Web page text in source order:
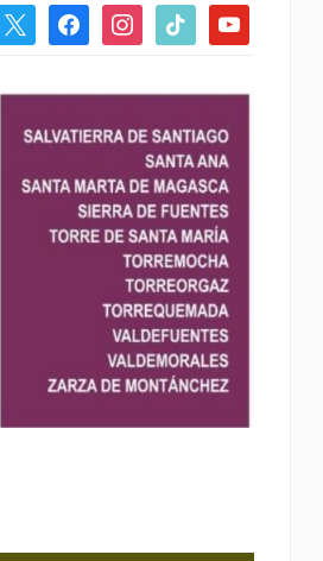
facebookinstagram
tiktok youtube